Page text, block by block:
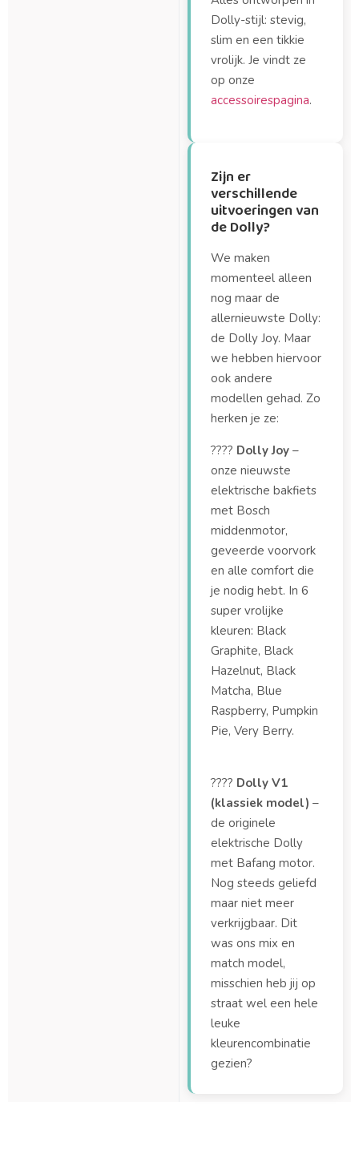
Dolly-stijl: stevig,
slim en een tikkie
vrolijk. Je vindt ze
op onze
accessoirespagina.
Zijn er
verschillende
uitvoeringen van
de Dolly?
We maken
momenteel alleen
nog maar de
allernieuwste Dolly:
de Dolly Joy. Maar
we hebben hiervoor
ook andere
modellen gehad. Zo
herken je ze:
???? Dolly Joy –
onze nieuwste
elektrische bakfiets
met Bosch
middenmotor,
geveerde voorvork
en alle comfort die
je nodig hebt. In 6
super vrolijke
kleuren: Black
Graphite, Black
Hazelnut, Black
Matcha, Blue
Raspberry, Pumpkin
Pie, Very Berry.
???? Dolly V1
(klassiek model) –
de originele
elektrische Dolly
met Bafang motor.
Nog steeds geliefd
maar niet meer
verkrijgbaar. Dit
was ons mix en
match model,
misschien heb jij op
straat wel een hele
leuke
kleurencombinatie
gezien?